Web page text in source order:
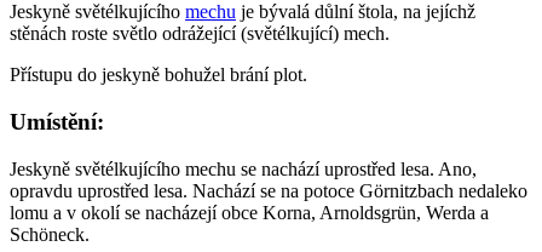
Jeskyně světélkujícího mechu je bývalá důlní štola, na jejíchž
stěnách roste světlo odrážející (světélkující) mech.
Přístupu do jeskyně bohužel brání plot.
Umístění:
Jeskyně světélkujícího mechu se nachází uprostřed lesa. Ano,
opravdu uprostřed lesa. Nachází se na potoce Görnitzbach nedaleko
lomu a v okolí se nacházejí obce Korna, Arnoldsgrün, Werda a
Schöneck.